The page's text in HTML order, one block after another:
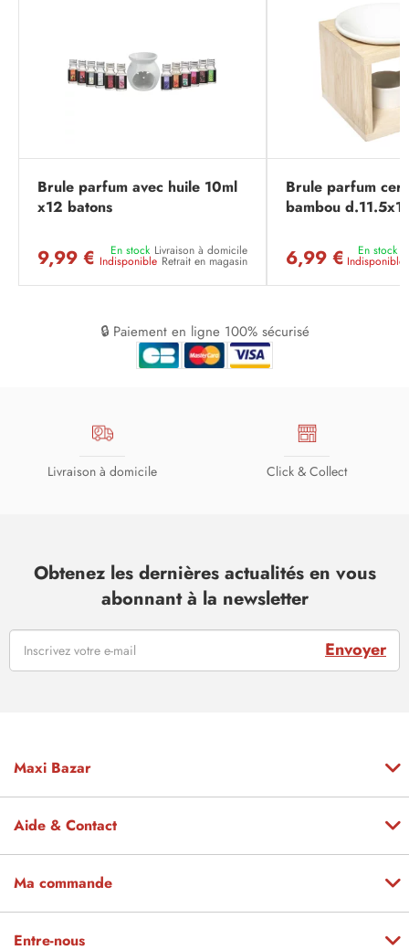
Brule parfum avec huile 10ml
x12 batons
9,99 € En stock Livraison à domicile
Indisponible Retrait en magasin
Brule parfum
bambou
6,99 € En stock
Indisponible
🔒 Paiement en ligne 100% sécurisé
Livraison à domicile Click & Collect
Obtenez les dernières actualités en vous
abonnant à la newsletter
Envoyer
Maxi Bazar
Aide & Contact
Ma commande
Entre-nous